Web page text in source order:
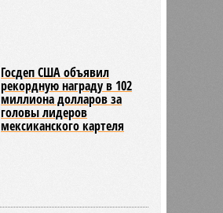
Госдеп США объявил
рекордную награду в 102
миллиона долларов за
головы лидеров
мексиканского картеля